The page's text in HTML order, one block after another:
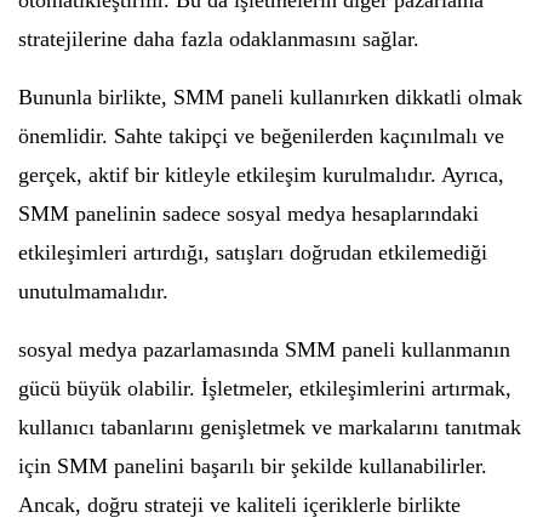
stratejilerine daha fazla odaklanmasını sağlar.
Bununla birlikte, SMM paneli kullanırken dikkatli olmak
önemlidir. Sahte takipçi ve beğenilerden kaçınılmalı ve
gerçek, aktif bir kitleyle etkileşim kurulmalıdır. Ayrıca,
SMM panelinin sadece sosyal medya hesaplarındaki
etkileşimleri artırdığı, satışları doğrudan etkilemediği
unutulmamalıdır.
sosyal medya pazarlamasında SMM paneli kullanmanın
gücü büyük olabilir. İşletmeler, etkileşimlerini artırmak,
kullanıcı tabanlarını genişletmek ve markalarını tanıtmak
için SMM panelini başarılı bir şekilde kullanabilirler.
Ancak, doğru strateji ve kaliteli içeriklerle birlikte